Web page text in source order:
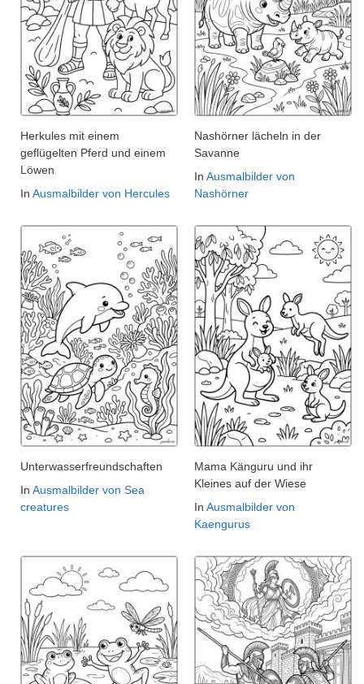
Herkules mit einem
geflügelten Pferd und einem
Löwen
In Ausmalbilder von Hercules
Nashörner lächeln in der
Savanne
In Ausmalbilder von
Nashörner
Unterwasserfreundschaften
In Ausmalbilder von Sea
creatures
Mama Känguru und ihr
Kleines auf der Wiese
In Ausmalbilder von
Kaengurus